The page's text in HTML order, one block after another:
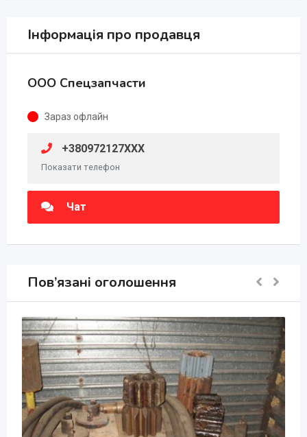
Інформація про продавця
ООО Спецзапчасти
Зараз офлайн
+380972127XXX
Показати телефон
Чат
Пов’язані оголошення